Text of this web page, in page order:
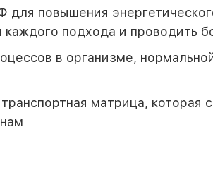
повышения
подхода и проводить
в организме,
матрица, которая